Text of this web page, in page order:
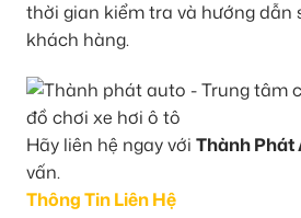
thời gian kiểm tra và hướng dẫn
khách hàng.
Hãy liên hệ ngay với Thành Phát
vấn.
Thông Tin Liên Hệ